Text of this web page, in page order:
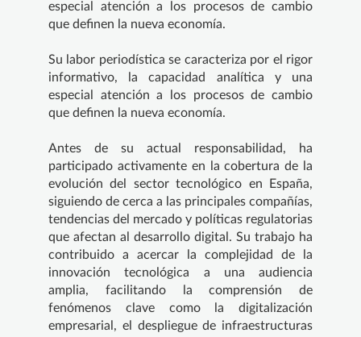
especial atención a los procesos de cambio
que definen la nueva economía.
Su labor periodística se caracteriza por el rigor
informativo, la capacidad analítica y una
especial atención a los procesos de cambio
que definen la nueva economía.
Antes de su actual responsabilidad, ha
participado activamente en la cobertura de la
evolución del sector tecnológico en España,
siguiendo de cerca a las principales compañías,
tendencias del mercado y políticas regulatorias
que afectan al desarrollo digital. Su trabajo ha
contribuido a acercar la complejidad de la
innovación tecnológica a una audiencia
amplia, facilitando la comprensión de
fenómenos clave como la digitalización
empresarial, el despliegue de infraestructuras